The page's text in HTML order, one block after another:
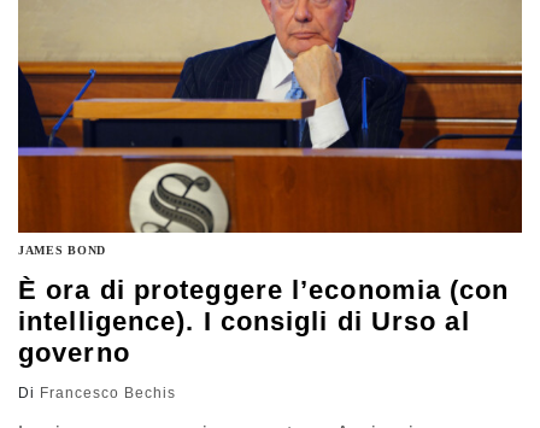
JAMES BOND
È ora di proteggere l’economia (con
intelligence). I consigli di Urso al
governo
Di Francesco Bechis